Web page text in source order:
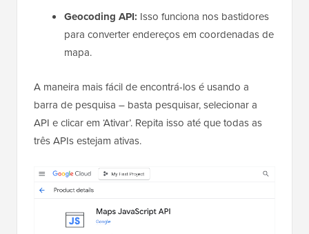
Geocoding API: Isso funciona nos bastidores
para converter endereços em coordenadas de
mapa.
A maneira mais fácil de encontrá-los é usando a
barra de pesquisa – basta pesquisar, selecionar a
API e clicar em ‘Ativar’. Repita isso até que todas as
três APIs estejam ativas.